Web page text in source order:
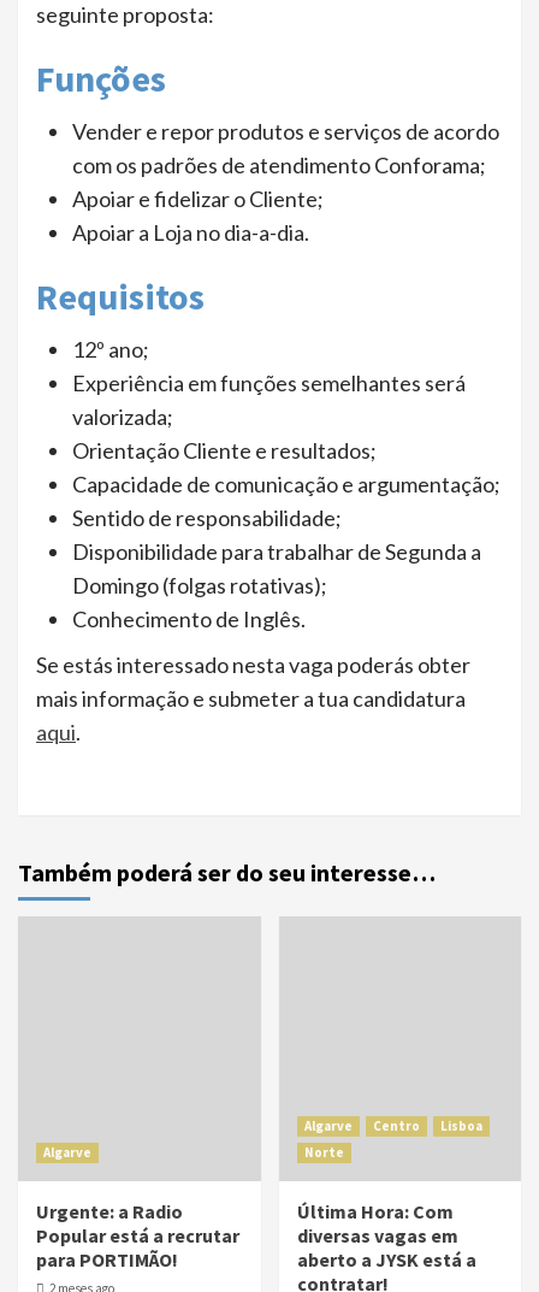
seguinte proposta:
Funções
Vender e repor produtos e serviços de acordo
com os padrões de atendimento Conforama;
Apoiar e fidelizar o Cliente;
Apoiar a Loja no dia-a-dia.
Requisitos
12º ano;
Experiência em funções semelhantes será
valorizada;
Orientação Cliente e resultados;
Capacidade de comunicação e argumentação;
Sentido de responsabilidade;
Disponibilidade para trabalhar de Segunda a
Domingo (folgas rotativas);
Conhecimento de Inglês.
Se estás interessado nesta vaga poderás obter
mais informação e submeter a tua candidatura
aqui.
Também poderá ser do seu interesse…
Algarve
Urgente: a Radio
Popular está a recrutar
para PORTIMÃO!
2 meses ago
Algarve Centro
Lisboa
Norte
Última Hora: Com
diversas vagas em
aberto a JYSK está a
contratar!